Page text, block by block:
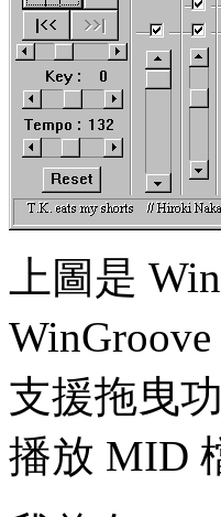
上圖是
支援拖曳
播放 MID